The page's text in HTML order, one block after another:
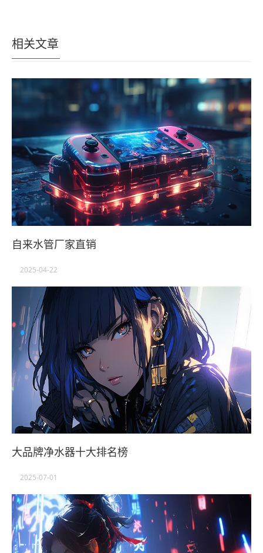
相关文章
自来水管厂家直销
2025-04-22
大品牌净水器十大排名榜
2025-07-01